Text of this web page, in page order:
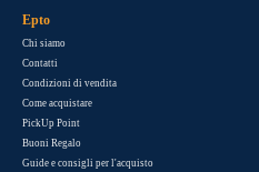
Epto
Chi siamo
Contatti
Condizioni di vendita
Come acquistare
PickUp Point
Buoni Regalo
Guide e consigli per l'acquisto